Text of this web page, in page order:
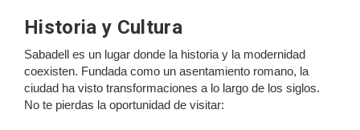
Historia y Cultura
Sabadell es un lugar donde la historia y la modernidad
coexisten. Fundada como un asentamiento romano, la
ciudad ha visto transformaciones a lo largo de los siglos.
No te pierdas la oportunidad de visitar: